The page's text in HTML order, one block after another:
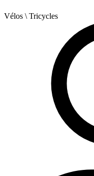
Vélos \ Tricycles